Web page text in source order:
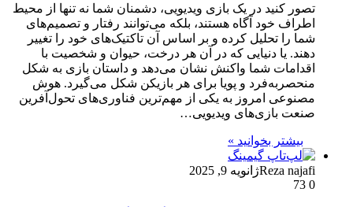
تصور کنید در یک بازی ویدیویی، دشمنان شما نه تنها از محیط
اطراف خود آگاه هستند، بلکه می‌توانند رفتار و تصمیم‌های
شما را تحلیل کرده و بر اساس آن تاکتیک‌های خود را تغییر
دهند. یا دنیایی که در آن هر درخت، حیوان و شخصیت با
اقدامات شما واکنش نشان می‌دهد و داستان بازی به شکل
منحصربه‌فرد و پویا برای هر بازیکن شکل می‌گیرد. هوش
مصنوعی امروز به یکی از مهم‌ترین فناوری‌های تحول‌آفرین
صنعت بازی‌های ویدیویی…
بیشتر بخوانید »
Reza najafiژانویه 9, 2025
0